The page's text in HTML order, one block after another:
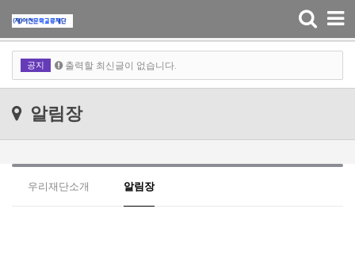
Toggle
navigation
공지
출력할 최신글이 없습니다.
출력할 최신글이 없습니다.
알림장
우리재단소개 알림장